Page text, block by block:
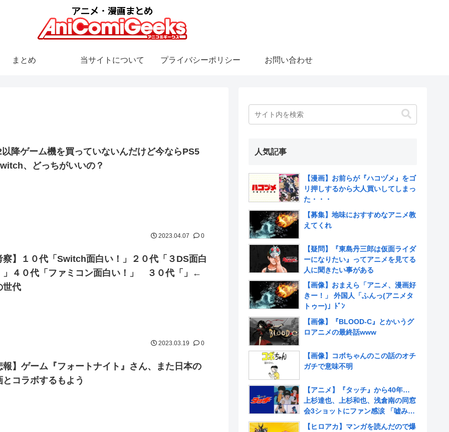
まとめ 当サイトについて プライバシーポリシー お問い合わせ
以降ゲーム機を買っていないんだけど今ならPS5
、どっちがいいの？
2023.04.07 0
察】１０代「Switch面白い！」２０代「３DS面白
」４０代「ファミコン面白い！」 ３０代「」←
世代
2023.03.19 0
報】ゲーム『フォートナイト』さん、また日本の
とコラボするもよう
人気記事
【漫画】お前らが『ハコヅメ』をゴ
リ押しするから大人買いしてしまっ
た・・・
【募集】地味におすすめなアニメ教
えてくれ
【疑問】『東島丹三郎は仮面ライダ
ーになりたい』ってアニメを見てる
人に聞きたい事がある
【画像】おまえら「アニメ、漫画好
きー！」 外国人「ふんっ(アニメタ
トゥー)」ﾄﾞﾝ
【画像】『BLOOD-C』とかいうグ
ロアニメの最終話www
【画像】コボちゃんのこの話のオチ
ガチで意味不明
【アニメ】『タッチ』から40年…
上杉達也、上杉和也、浅倉南の同窓
会3ショットにファン感涙 「嘘みた
いだろ…また三人揃ってるんだぜ」
【ヒロアカ】マンガを読んだので爆